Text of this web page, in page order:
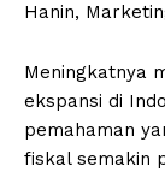
Hanin,
Meningkatnya
ekspansi di
pemahaman
fiskal semakin